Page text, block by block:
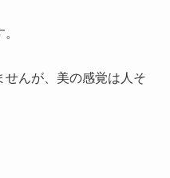
んが、美の感覚は人そ